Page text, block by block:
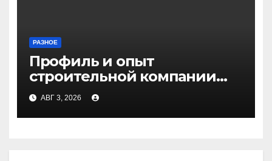
РАЗНОЕ
Профиль и опыт
строительной компании
Медичи
АВГ 3, 2026